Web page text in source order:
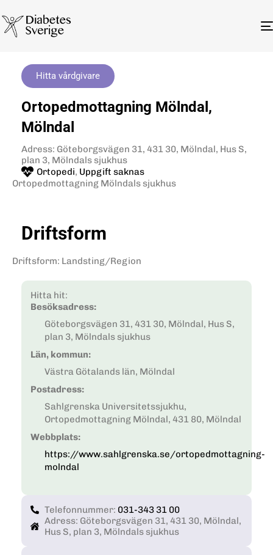
Hitta vårdgivare
Ortopedmottagning Mölndal,
Mölndal
Adress: Göteborgsvägen 31, 431 30, Mölndal, Hus S,
plan 3, Mölndals sjukhus
Ortopedi, Uppgift saknas
Ortopedmottagning Mölndals sjukhus
Driftsform
Driftsform: Landsting/Region
Hitta hit:
Besöksadress:
Göteborgsvägen 31, 431 30, Mölndal, Hus S,
plan 3, Mölndals sjukhus
Län, kommun:
Västra Götalands län, Mölndal
Postadress:
Sahlgrenska Universitetssjukhu,
Ortopedmottagning Mölndal, 431 80, Mölndal
Webbplats:
https://www.sahlgrenska.se/ortopedmottagning-
molndal
Telefonnummer: 031-343 31 00
Adress: Göteborgsvägen 31, 431 30, Mölndal,
Hus S, plan 3, Mölndals sjukhus